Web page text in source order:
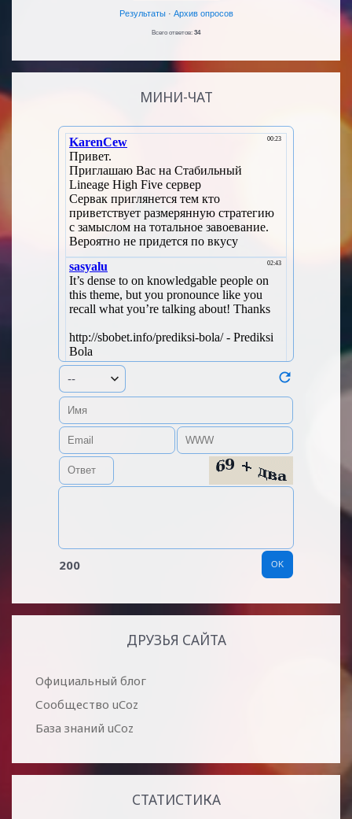
Результаты· Архив опросов
Всего ответов: 34
МИНИ-ЧАТ
200
ДРУЗЬЯ САЙТА
Официальный блог
Сообщество uCoz
База знаний uCoz
СТАТИСТИКА